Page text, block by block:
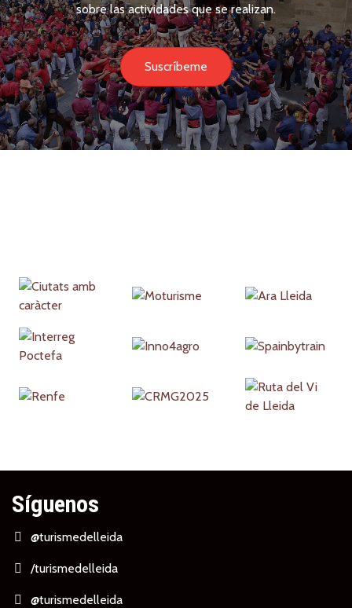
sobre las actividades que se realizan.
Suscríbeme
Partners
Síguenos
@turismedelleida
/turismedelleida
@turismedelleida